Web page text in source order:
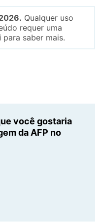
Qualquer uso
requer uma
para saber mais.
você gostaria
da AFP no